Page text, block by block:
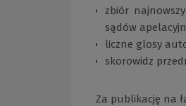
zbiór
sądów
liczne glosy
skorowidz
Za publikację na